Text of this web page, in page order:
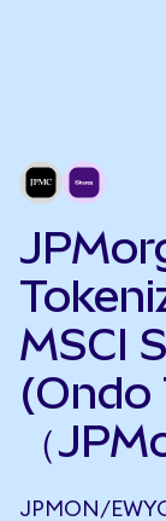
MSCI
(Ondo
（
JPMON/